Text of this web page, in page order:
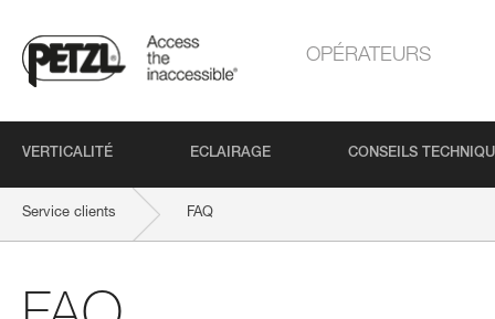
OPÉRATEURS
VERTICALITÉ ECLAIRAGE CONSEILS
Service clients FAQ